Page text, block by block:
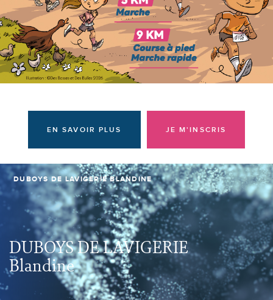
Actualités
Prendre rendez-vous
EN SAVOIR PLUS JE M'INSCRIS
DUBOYS DE LAVIGERIE BLANDINE
DUBOYS DE LAVIGERIE
Blandine